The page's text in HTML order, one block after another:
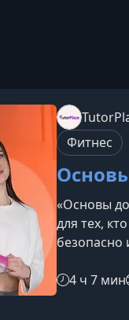
Фитнес
«Основы
для тех,
безопасно
Занятия
4 ч 7 мин